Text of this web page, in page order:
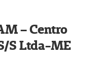
– Centro
S Ltda-ME